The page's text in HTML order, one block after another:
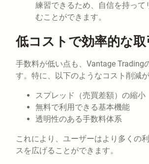
練習できるため、自信を持って
むことができます。
低コストで効率的な取
手数料が低い点も、Vantage Trading
す。特に、以下のようなコスト削減
スプレッド（売買差額）の縮小
無料で利用できる基本機能
透明性のある手数料体系
これにより、ユーザーはより多くの
スを広げることができます。